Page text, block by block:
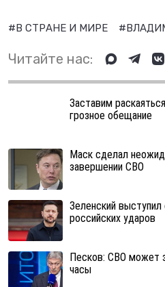
#В СТРАНЕ И МИРЕ
Читайте нас:
Заставим
грозное обещание
Маск сделал
завершении СВО
Зеленский
российских ударов
Песков: СВО может
часы